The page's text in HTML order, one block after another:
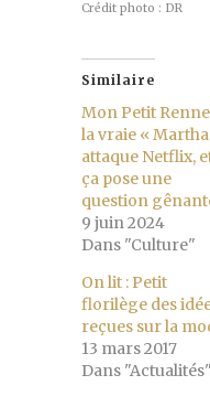
Crédit photo : DR
Similaire
Mon Petit
la vraie «
attaque Netflix,
ça pose une
question
9 juin 2024
Dans "Culture"
On lit : Petit
florilège des
reçues sur la
13 mars 2017
Dans "Actualités"